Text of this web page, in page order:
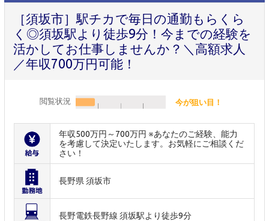
［須坂市］駅チカで毎日の通勤もらくら
く◎須坂駅より徒歩9分！今までの経験を
活かしてお仕事しませんか？＼高額求人
／年収700万円可能！
閲覧状況 今が狙い目！
年収500万円～700万円 ※あなたのご経験、能力
を考慮して決定いたします。お気軽にご相談くだ
さい！
長野県 須坂市
長野電鉄長野線 須坂駅より徒歩9分